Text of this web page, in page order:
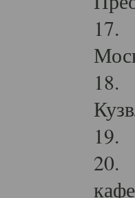
17.
18.
19.
20.